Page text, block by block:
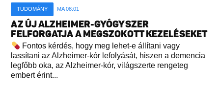
TUDOMÁNY MA 08:01
AZ ÚJ ALZHEIMER-GYÓGYSZER
FELFORGATJA A MEGSZOKOTT KEZELÉSEKET
Fontos kérdés, hogy meg lehet-e állítani vagy
lassítani az Alzheimer-kór lefolyását, hiszen a demencia
legfőbb oka, az Alzheimer-kór, világszerte rengeteg
embert érint...